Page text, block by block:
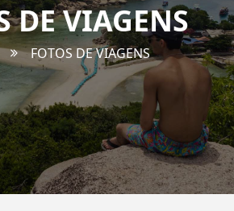
DE VIAGENS
FOTOS DE VIAGENS